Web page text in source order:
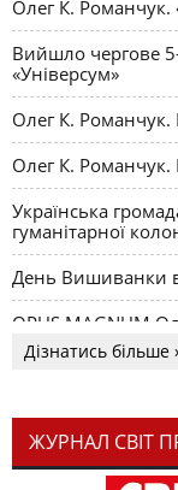
Олег К. Романчук.
Вийшло чергове
«Універсум»
Олег К.
Олег К. Романчук.
Українська
гуманітарної
День Вишиванки
OPUS MAGNUM
Дізнатись більше
ЖУРНАЛ СВІТ